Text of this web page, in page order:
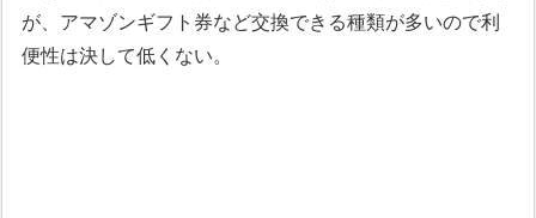
が、アマゾンギフト券など交換できる種類が多いので利
便性は決して低くない。